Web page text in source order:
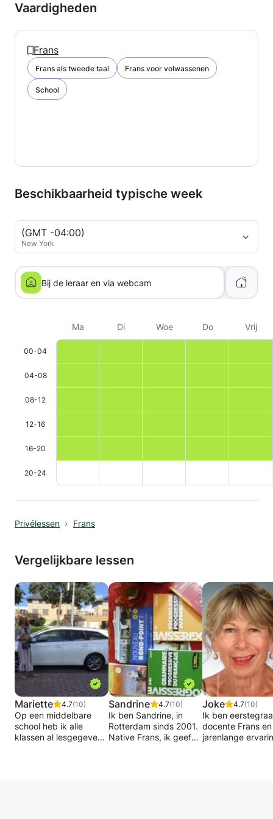
Vaardigheden
Frans
Frans als tweede taal Frans voor volwassenen
School
Beschikbaarheid typische week
(GMT -04:00)
New York
Bij de leraar en via webcam
Ma Di Woe Do Vrij
00-04
04-08
08-12
12-16
16-20
20-24
Privélessen Frans
Vergelijkbare lessen
Mariette 4.7(10)
Op een middelbare
school heb ik alle
klassen al lesgegeven.
Sandrine 4.7(10)
Ik ben Sandrine, in
Rotterdam sinds 2001.
Native Frans, ik geef
Joke 4.7(10)
Ik ben
docente Frans
jarenlange